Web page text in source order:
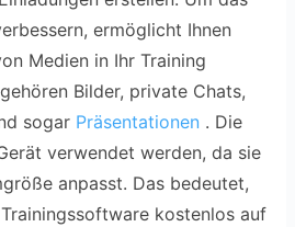
ermöglicht Ihnen
Medien in Ihr Training
Bilder, private Chats,
sogar Präsentationen . Die
verwendet werden, da sie
anpasst. Das bedeutet,
kostenlos auf